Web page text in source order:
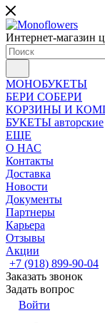
Интернет-магазин
МОНОБУКЕТЫ
БЕРИ СОБЕРИ
КОРЗИНЫ И
БУКЕТЫ авторские
ЕЩЕ
О НАС
Контакты
Доставка
Новости
Документы
Партнеры
Карьера
Отзывы
Акции
+7 (918) 899-90-04
Заказать звонок
Задать вопрос
Войти